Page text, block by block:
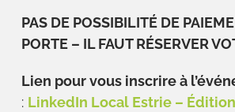
PAS DE POSSIBILITÉ DE
PORTE – IL FAUT RÉSERVER
Lien pour vous inscrire à
: LinkedIn Local Estrie –